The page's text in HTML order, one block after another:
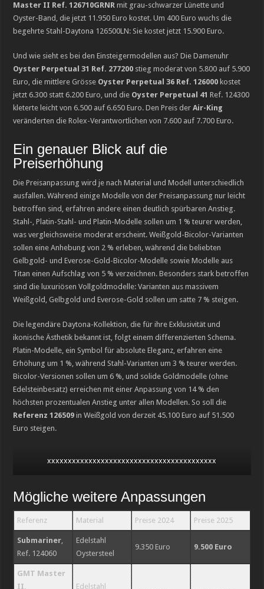
Master II Ref. 126710GRNR mit grau-schwarzer Lünette und
Oyster-Band, die jetzt 11.950 Euro kostet. Um 400 Euro wuchs die
begehrte Stahl-Daytona 126500LN: Sie kostet jetzt 15.900 Euro.
Und wie sieht es bei den Einsteigermodellen aus? Die Damenuhr
Oyster Perpetual 31 Ref. 277200 stieg moderat von 5.800 auf 5.900
Euro, die mittlere Grösse Oyster Perpetual 36 Ref. 126000 kostet
jetzt 6.300 statt 6.200 Euro, und die Oyster Perpetual 41Ref. 124300
kleterte leicht von 6.500 auf 6.650 Euro. Den Preis derAir-King
veränderten die Rolex-Verantwortlichen von 7.600 auf 7.700 Euro.
Ein genauer Blick auf die
Preiserhöhung
Die Preisanpassung wird je nach Material und Modell unterschiedlich
ausfallen. Während einige Modelle von der Preisanpassung nur leicht
betroffen sind, erfahren andere einen deutlich spürbaren Anstieg.
Stahl-, Platin-Stahl- und Platin-Modelle sollen um 1 % teurer werden,
was vergleichsweise moderat erscheint. Weißgold-Bicolor-Varianten
sollen eine Anhebung von 2 % erleben, während die beliebten
Gelbgold- und Everose-Gold-Bicolor-Modelle sowie Modelle aus
Titan einen Aufschlag von 5 % verzeichnen. Besonders stark betroffen
sind die luxuriösen Vollgoldmodelle: Varianten aus massivem
Weißgold, Gelbgold und Everose-Gold sollen um satte 7 % steigen.
Die legendäre Daytona-Kollektion, die für ihre Exklusivität und
ikonische Ästhetik bekannt ist, folgt einem differenzierten Schema.
Platin-Modelle, ein Symbol für absolute Eleganz, erfahren eine
Erhöhung um 1 %, während Stahl-Varianten um 3 % teurer werden.
Bicolor-Versionen sollen um 6 %, und solide Goldmodelle (ohne
Edelsteinbesatz) erreichen mit einer Anpassung von 14 % den
höchsten prozentualen Anstieg unter allen Modellen. So soll die
Referenz 126509 in Weißgold von derzeit 45.100 Euro auf 51.500
Euro steigen.
xxxxxxxxxxxxxxxxxxxxxxxxxxxxxxxxxxxxxxxxx
Mögliche weitere Anpassungen
Referenz Material Preise 2024 Preise 2025
Submariner,
Ref. 124060
Edelstahl
Oystersteel
9.350 Euro 9.500 Euro
GMT Master
II,
Edelstahl